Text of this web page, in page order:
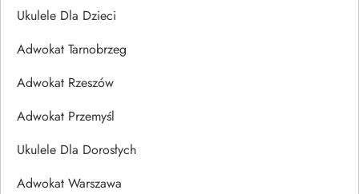
Ukulele Dla Dzieci
Adwokat Tarnobrzeg
Adwokat Rzeszów
Adwokat Przemyśl
Ukulele Dla Dorosłych
Adwokat Warszawa